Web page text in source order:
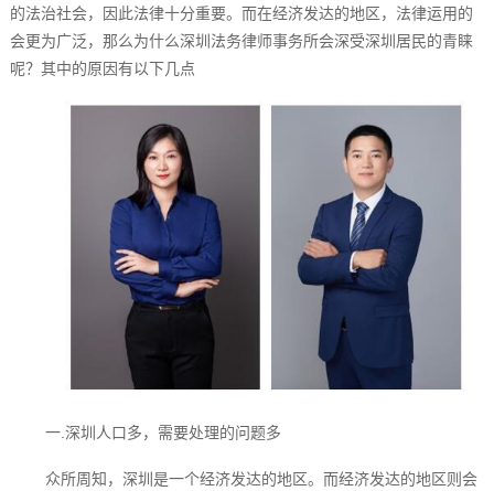
的法治社会，因此法律十分重要。而在经济发达的地区，法律运用的
会更为广泛，那么为什么深圳法务律师事务所会深受深圳居民的青睐
呢？其中的原因有以下几点
一.深圳人口多，需要处理的问题多
众所周知，深圳是一个经济发达的地区。而经济发达的地区则会